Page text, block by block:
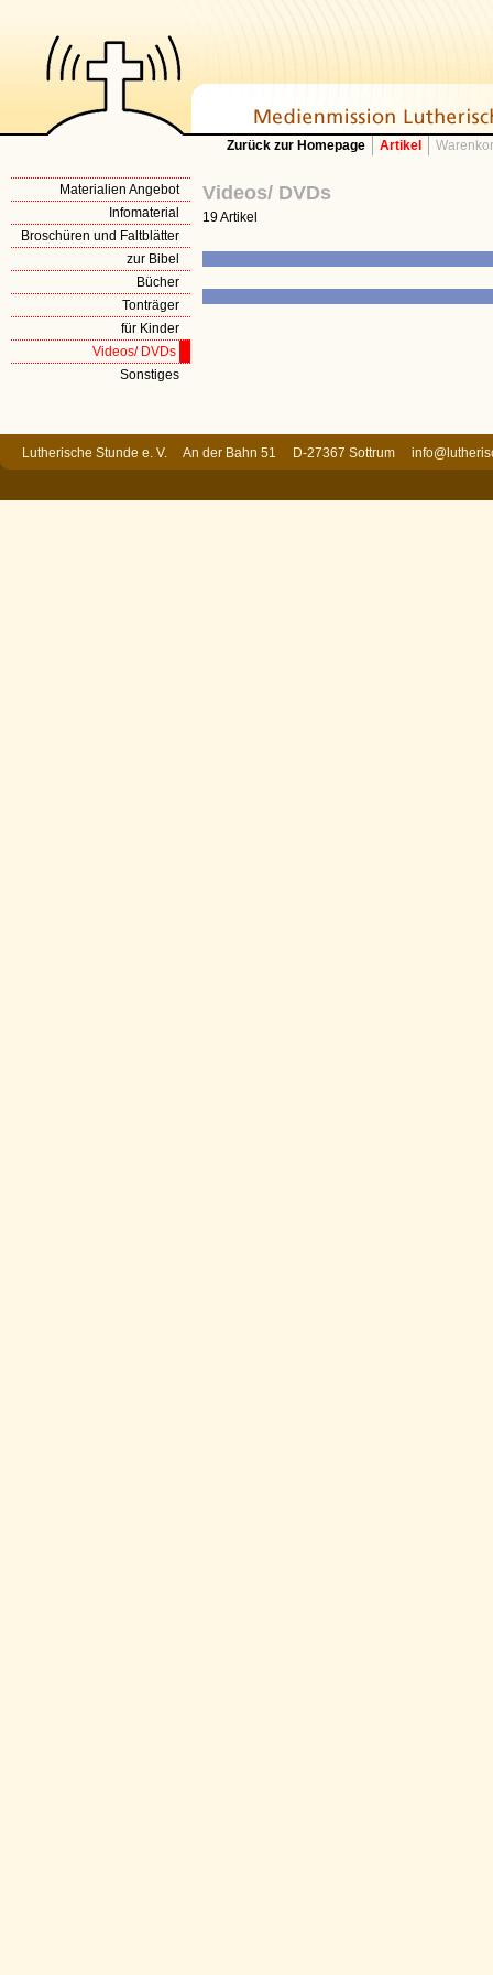
Zurück zur Homepage Artikel
Materialien Angebot
Infomaterial
Broschüren und Faltblätter
zur Bibel
Bücher
Tonträger
für Kinder
Videos/ DVDs
Sonstiges
Videos/ DVDs
19 Artikel
Lutherische Stunde e. V. An der Bahn 51 D-27367 Sottrum